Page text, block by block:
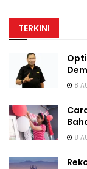
TERKINI
8
8